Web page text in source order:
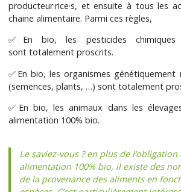
producteur·rice·s, et ensuite à tous les
chaine alimentaire. Parmi ces règles,
✅En bio, les pesticides chimiques
sont totalement proscrits.
✅En bio, les organismes génétiquement
(semences, plants, …) sont totalement
✅En bio, les animaux dans les
alimentation 100% bio.
Le saviez-vous ? en plus de l’obligation
alimentation 100% bio, il existe des
de la provenance des aliments en